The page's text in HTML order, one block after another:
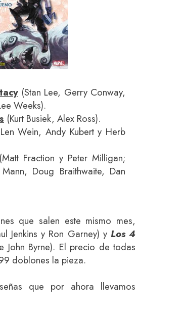
(Stan Lee, Gerry Conway,
Weeks).
(Kurt Busiek, Alex Ross).
Wein, Andy Kubert y Herb
(Matt Fraction y Peter Milligan;
Doug Braithwaite, Dan
que salen este mismo mes,
Jenkins y Ron Garney) y Los 4
John Byrne). El precio de todas
doblones la pieza.
que por ahora llevamos